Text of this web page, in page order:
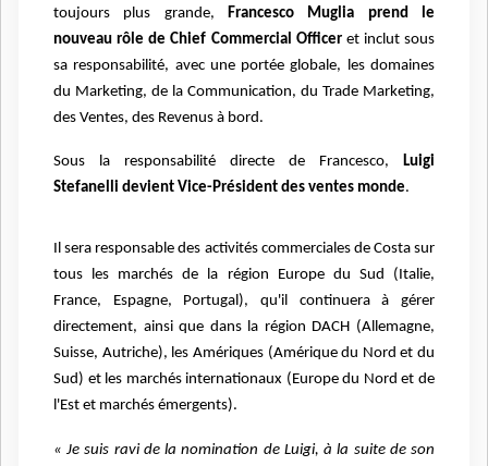
toujours plus grande,
Francesco Muglia prend le
nouveau rôle de Chief Commercial Officer et inclut sous
sa responsabilité, avec une portée globale, les domaines
du Marketing, de la Communication, du Trade Marketing,
des Ventes, des Revenus à bord.
Sous la responsabilité directe de Francesco,
Luigi
Stefanelli devient Vice-Président des ventes monde.
Il sera responsable des activités commerciales de Costa sur
tous les marchés de la région Europe du Sud (Italie,
France, Espagne, Portugal), qu'il continuera à gérer
directement, ainsi que dans la région DACH (Allemagne,
Suisse, Autriche), les Amériques (Amérique du Nordet du
Sud) et les marchés internationaux (Europe du Nord et de
l'Est et marchés émergents).
« Je suis ravi de la nomination de Luigi, à la suite de son